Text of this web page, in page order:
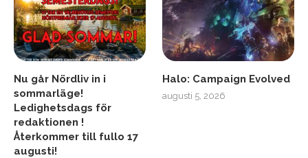
Nu går Nördliv in i
sommarläge!
Ledighetsdags för
redaktionen !
Återkommer till fullo 17
augusti!
Halo: Campaign Evolved
augusti 5, 2026